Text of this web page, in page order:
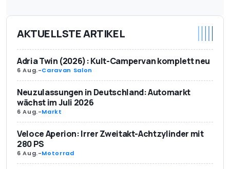
AKTUELLSTE ARTIKEL
Adria Twin (2026): Kult-Campervan komplett neu
6 Aug.-Caravan Salon
Neuzulassungen in Deutschland: Automarkt
wächst im Juli 2026
6 Aug.-Markt
Veloce Aperion: Irrer Zweitakt-Achtzylinder mit
280 PS
6 Aug.-Motorrad